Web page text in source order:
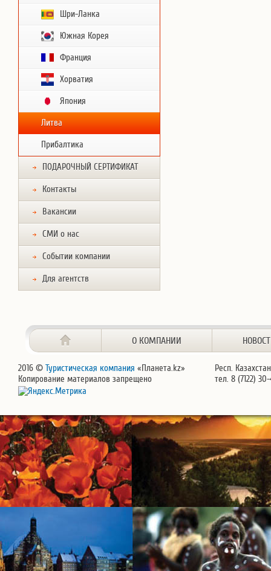
Шри-Ланка
Южная Корея
Франция
Хорватия
Япония
Литва
Прибалтика
ПОДАРОЧНЫЙ СЕРТИФИКАТ
Контакты
Вакансии
СМИ о нас
Событии компании
Для агентств
О КОМПАНИИ
2016 © Туристическая компания «Планета.kz»
Копирование материалов запрещено
Респ.
тел. 8 (7122)